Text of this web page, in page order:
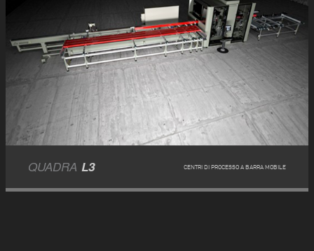
QUADRA L3 CENTRI DI PROCESSO A BARRA MOBILE